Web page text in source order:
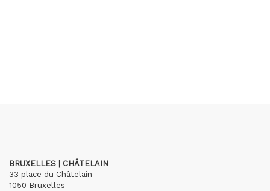
BRUXELLES | CHÂTELAIN
33 place du Châtelain
1050 Bruxelles